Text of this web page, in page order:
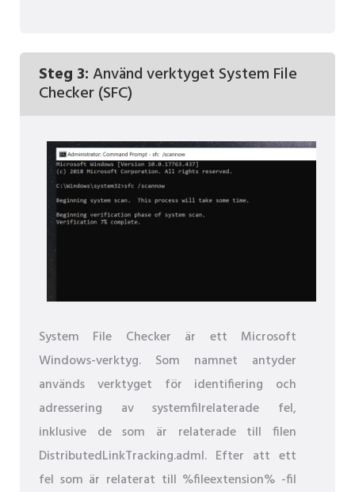
Steg 3:Använd verktyget System File
Checker (SFC)
System File Checker är ett Microsoft
Windows-verktyg. Som namnet antyder
används verktyget för identifiering och
adressering av systemfilrelaterade fel,
inklusive de som är relaterade till filen
DistributedLinkTracking.adml. Efter att ett
fel som är relaterat till %fileextension% -fil